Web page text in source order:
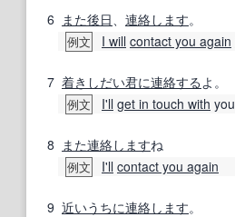
6 また後日 連絡します。
例文 I will contact you again
7 着き しだい君に連絡する よ。
例文 I'll get in touch with you
8 また連絡しますね
例文 I'll contact you again
9 近いうちに連絡します。